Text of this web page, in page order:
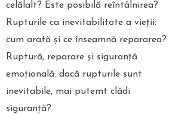
celălalt? Este posibilă reîntâlnirea?
Rupturile ca inevitabilitate a vieții:
cum arată și ce înseamnă repararea?
Ruptură, reparare și siguranță
emoțională: dacă rupturile sunt
inevitabile, mai putemt clădi
siguranță?